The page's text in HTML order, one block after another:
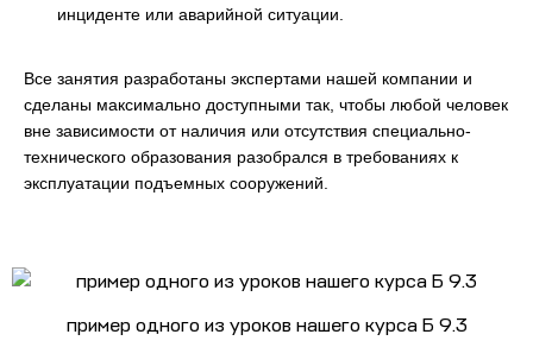
инциденте или аварийной ситуации.
Все занятия разработаны экспертами нашей компании и
сделаны максимально доступными так, чтобы любой человек
вне зависимости от наличия или отсутствия специально-
технического образования разобрался в требованиях к
эксплуатации подъемных сооружений.
пример одного из уроков нашего курса Б 9.3